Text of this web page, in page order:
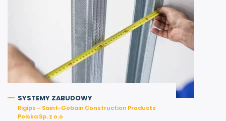
SYSTEMY ZABUDOWY
Rigips – Saint-Gobain Construction Products
Polska Sp. z o.o